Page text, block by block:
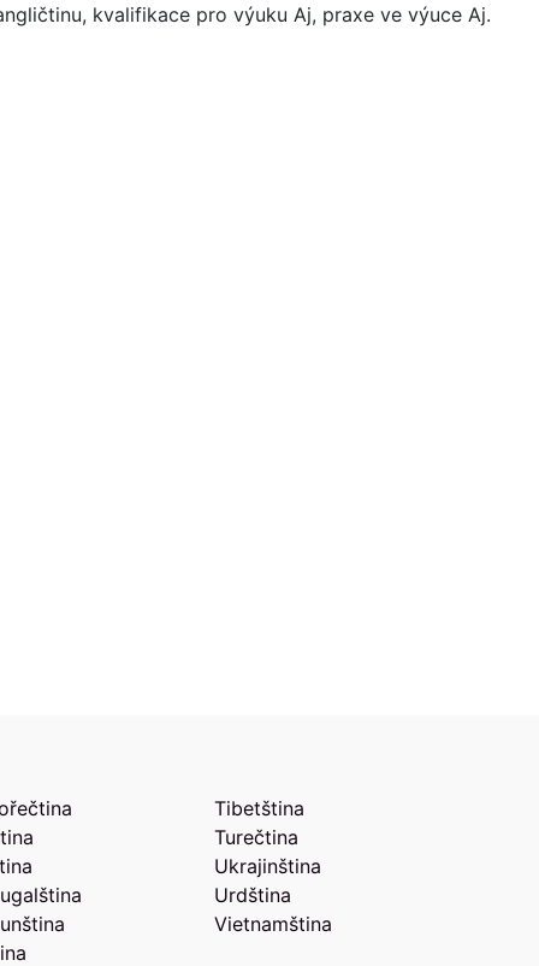
kvalifikace pro výuku Aj, praxe ve výuce Aj.
Tibetština
Turečtina
Ukrajinština
Urdština
Vietnamština